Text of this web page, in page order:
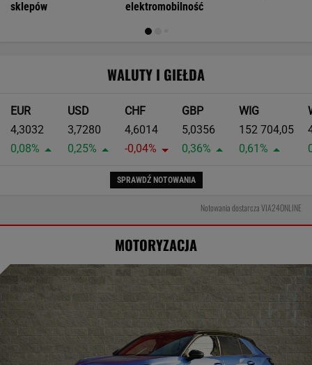
sklepów
elektromobilność
WALUTY I GIEŁDA
EUR
4,3032
0,08%
USD
3,7280
0,25%
CHF
4,6014
-0,04%
GBP
5,0356
0,36%
WIG
152 704,05
0,61%
SPRAWDŹ NOTOWANIA
Notowania dostarcza VIA24ONLINE
MOTORYZACJA